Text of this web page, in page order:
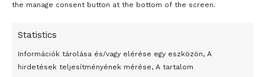
the manage consent button at the bottom of the screen.
Statistics
Információk tárolása és/vagy elérése egy eszközön, A
hirdetések teljesítményének mérése, A tartalom